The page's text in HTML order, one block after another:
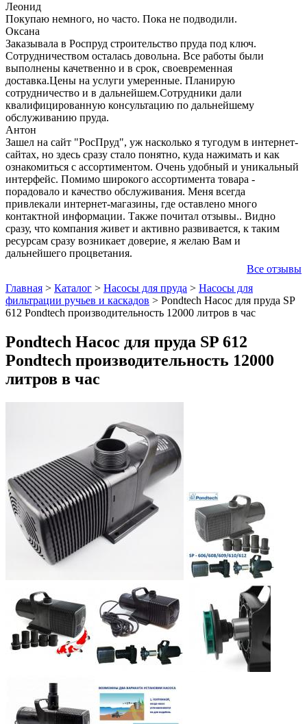
Леонид
Покупаю немного, но часто. Пока не подводили.
Оксана
Заказывала в Роспруд строительство пруда под ключ.
Сотрудничеством осталась довольна. Все работы были
выполнены качетвенно и в срок, своевременная
доставка.Цены на услуги умеренные. Планирую
сотрудничество и в дальнейшем.Сотрудники дали
квалифицированную консультацию по дальнейшему
обслуживанию пруда.
Антон
Зашел на сайт "РосПруд", уж насколько я тугодум в интернет-
сайтах, но здесь сразу стало понятно, куда нажимать и как
ознакомиться с ассортиментом. Очень удобный и уникальный
интерфейс. Помимо широкого ассортимента товара -
порадовало и качество обслуживания. Меня всегда
привлекали интернет-магазины, где оставлено много
контактной информации. Также почитал отзывы.. Видно
сразу, что компания живет и активно развивается, к таким
ресурсам сразу возникает доверие, я желаю Вам и
дальнейшего процветания.
Все отзывы
Главная > Каталог > Насосы для пруда > Насосы для
фильтрации ручьев и каскадов > Pondtech Насос для пруда SP
612 Pondtech производительность 12000 литров в час
Pondtech Насос для пруда SP 612
Pondtech производительность 12000
литров в час